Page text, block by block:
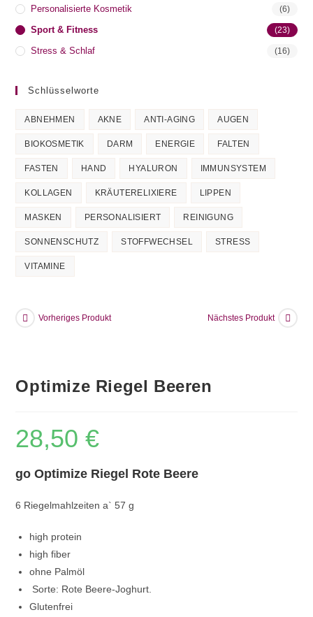
Personalisierte Kosmetik (6)
Sport & Fitness (23)
Stress & Schlaf (16)
Schlüsselworte
ABNEHMEN AKNE ANTI-AGING AUGEN
BIOKOSMETIK DARM ENERGIE FALTEN
FASTEN HAND HYALURON IMMUNSYSTEM
KOLLAGEN KRÄUTERELIXIERE LIPPEN
MASKEN PERSONALISIERT REINIGUNG
SONNENSCHUTZ STOFFWECHSEL STRESS
VITAMINE
Vorheriges Produkt Nächstes Produkt
Optimize Riegel Beeren
28,50€
go Optimize Riegel Rote Beere
6 Riegelmahlzeiten a` 57 g
high protein
high fiber
ohne Palmöl
Sorte: Rote Beere-Joghurt.
Glutenfrei